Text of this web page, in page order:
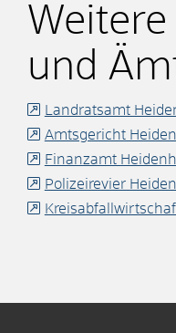
und
Landratsamt
Amtsgericht
Finanzamt
Polizeirevier